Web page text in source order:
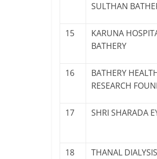
SULTHAN
15
KARUNA
BATHERY
16
BATHERY
RESEARCH
17 SHRI SHARADA
18
THANAL